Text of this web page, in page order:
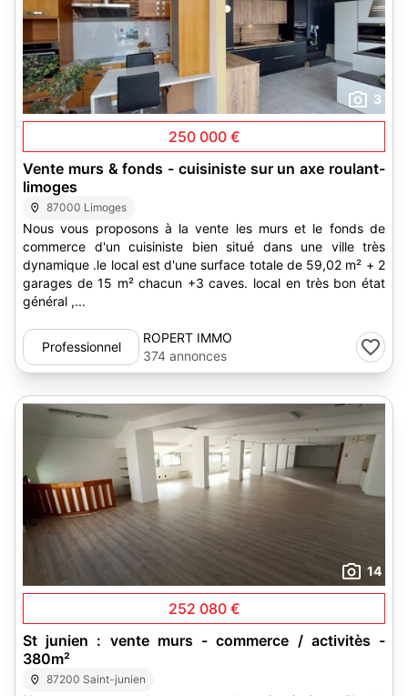
3
250 000 €
Vente murs & fonds - cuisiniste sur un axe roulant-
limoges
87000 Limoges
Nous vous proposons à la vente les murs et le fonds de
commerce d'un cuisiniste bien situé dans une ville très
dynamique .le local est d'une surface totale de 59,02 m² + 2
garages de 15 m² chacun +3 caves. local en très bon état
général ,...
Professionnel
ROPERT IMMO
374 annonces
14
252 080 €
St junien : vente murs - commerce / activitès -
380m²
87200 Saint-junien